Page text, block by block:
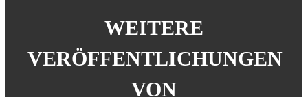
WEITERE
VERÖFFENTLICHUNGEN
VON